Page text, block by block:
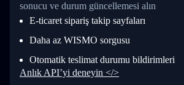
28
29
31
33
34
"Details":
          }
        ]
      }
  }
}
sonucu ve durum güncellemesi alın
E-ticaret sipariş takip sayfaları
Daha az WISMO sorgusu
Otomatik teslimat durumu bildirimleri
Anlık API’yi deneyin </>